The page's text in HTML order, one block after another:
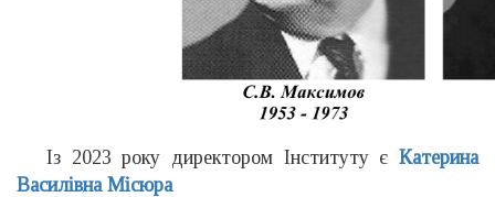
Із 2023 року директором Інституту є Катерина
Василівна Місюра